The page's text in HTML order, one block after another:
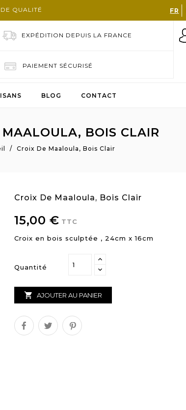
FR
QUALITÉ
EXPÉDITION DEPUIS LA FRANCE
PAIEMENT SÉCURISÉ
BLOG CONTACT
MAALOULA, BOIS CLAIR
Croix De Maaloula, Bois Clair
Croix De Maaloula, Bois Clair
15,00 € TTC
Croix en bois sculptée , 24cm x 16cm
Quantité
 AJOUTER AU PANIER